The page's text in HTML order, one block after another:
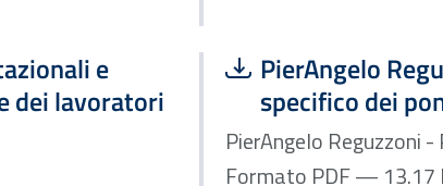
e
dei lavoratori
Scarica file:
PierAngelo
specifico dei
PierAngelo Reguzzoni